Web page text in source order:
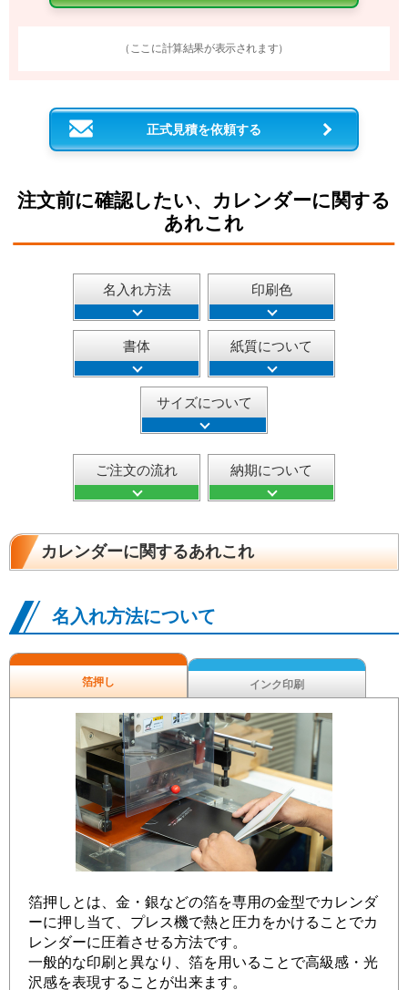
（ここに計算結果が表示されます）
正式見積を依頼する
注文前に確認したい、カレンダーに関する
あれこれ
名入れ方法 印刷色
書体 紙質について
サイズについて
ご注文の流れ 納期について
カレンダーに関するあれこれ
名入れ方法について
箔押し インク印刷
箔押しとは、金・銀などの箔を専用の金型でカレンダ
ーに押し当て、プレス機で熱と圧力をかけることでカ
レンダーに圧着させる方法です。
一般的な印刷と異なり、箔を用いることで高級感・光
沢感を表現することが出来ます。